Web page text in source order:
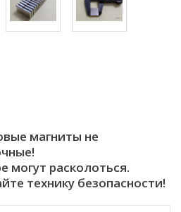
магниты не
могут расколоться.
технику безопасности!